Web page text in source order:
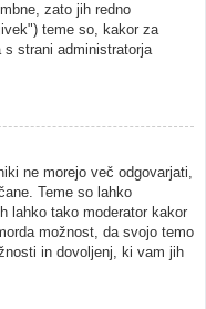
zato jih redno
teme so, kakor za
s strani administratorja
ne morejo več odgovarjati,
Teme so lahko
lahko tako moderator kakor
možnost, da svojo temo
in dovoljenj, ki vam jih